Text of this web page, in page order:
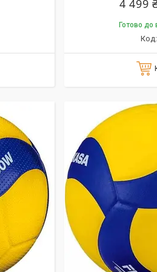
4 499
Готово до